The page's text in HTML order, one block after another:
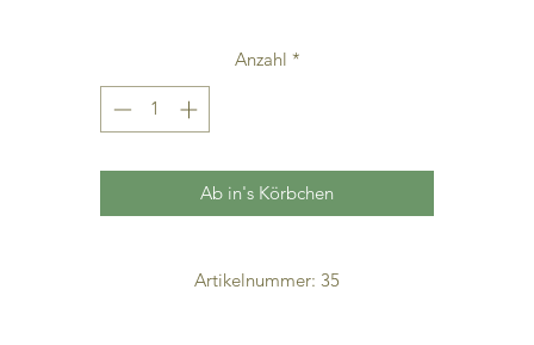
Anzahl *
Ab in's Körbchen
Artikelnummer: 35